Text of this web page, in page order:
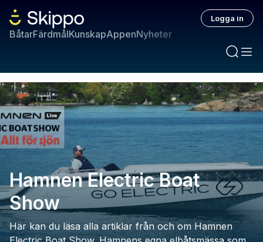
BåtarFärdmålKunskapAppenNyheter
Logga in
Hamnen Electric Boat
Show
Här kan du läsa alla artiklar från och om Hamnen